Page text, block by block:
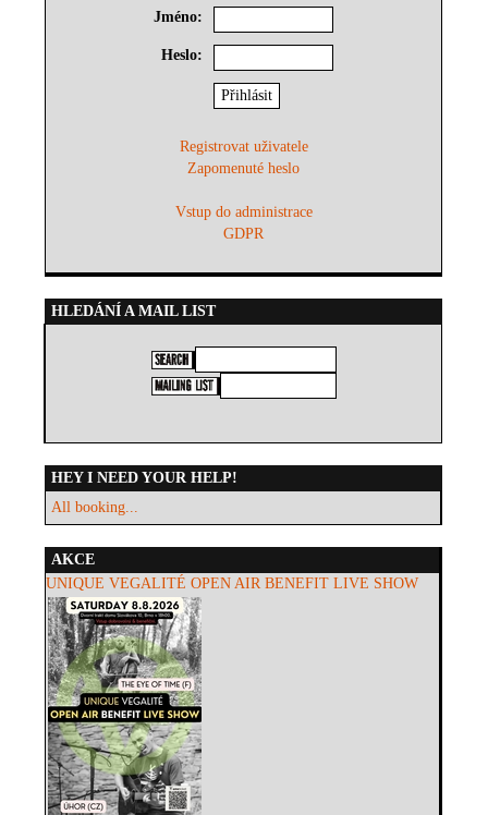
Jméno:
Heslo:
Registrovat uživatele
Zapomenuté heslo
Vstup do administrace
GDPR
HLEDÁNÍ A MAIL LIST
HEY I NEED YOUR HELP!
All booking...
AKCE
UNIQUE VEGALITÉ OPEN AIR BENEFIT LIVE SHOW